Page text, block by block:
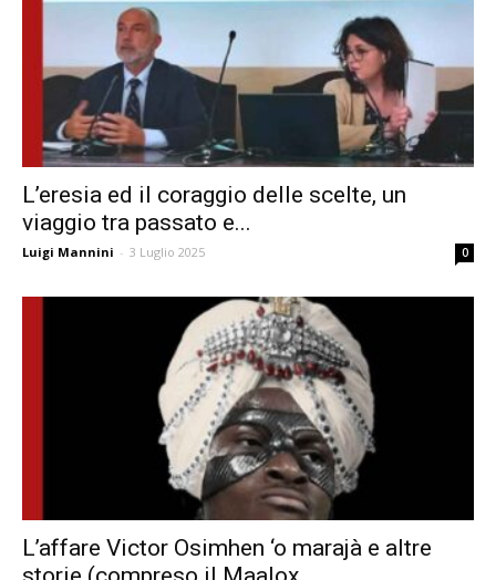
L’eresia ed il coraggio delle scelte, un
viaggio tra passato e...
Luigi Mannini - 3 Luglio 2025 0
L’affare Victor Osimhen ‘o marajà e altre